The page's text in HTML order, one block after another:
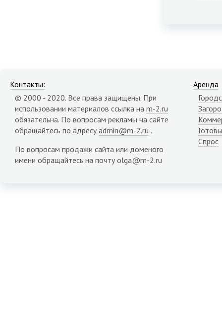
Контакты:
© 2000 - 2020. Все права защищены. При
использовании материалов ссылка на m-2.ru
обязательна. По вопросам рекламы на сайте
обращайтесь по адресу admin@m-2.ru .
По вопросам продажи сайта или доменого
имени обращайтесь на почту olga@m-2.ru
Аренда
Спрос